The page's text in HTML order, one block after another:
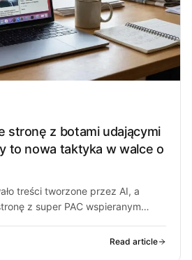
stronę z botami udającymi
to nowa taktyka w walce o
treści tworzone przez AI, a
z super PAC wspieranym
Read article